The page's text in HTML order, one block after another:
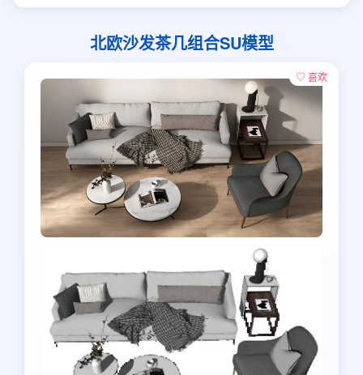
北欧沙发茶几组合SU模型
♡ 喜欢